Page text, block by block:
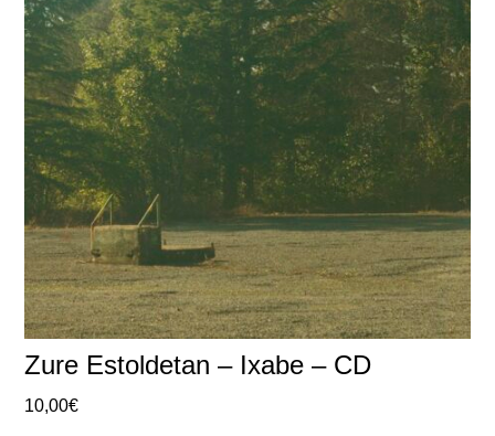
Zure Estoldetan – Ixabe – CD
10,00€